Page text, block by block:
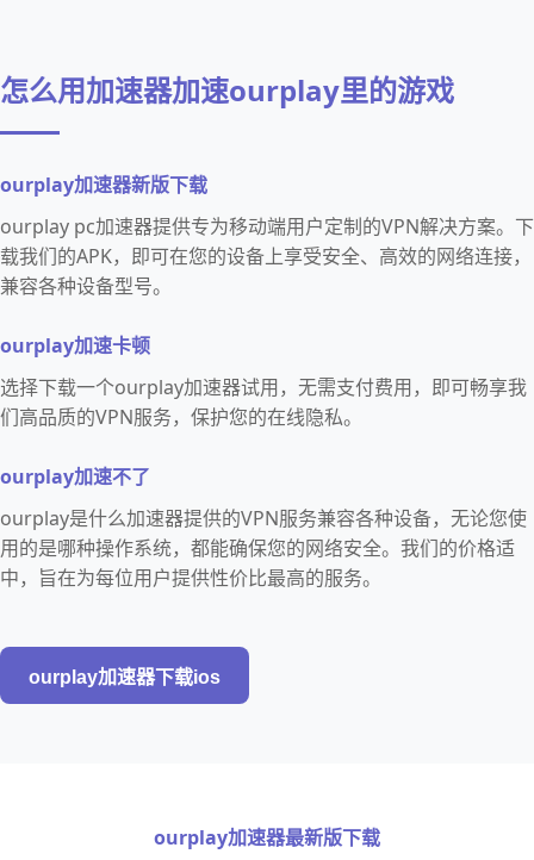
怎么用加速器加速ourplay里的游戏
ourplay加速器新版下载
ourplay pc加速器提供专为移动端用户定制的VPN解决方案。下
载我们的APK，即可在您的设备上享受安全、高效的网络连接，
兼容各种设备型号。
ourplay加速卡顿
选择下载一个ourplay加速器试用，无需支付费用，即可畅享我
们高品质的VPN服务，保护您的在线隐私。
ourplay加速不了
ourplay是什么加速器提供的VPN服务兼容各种设备，无论您使
用的是哪种操作系统，都能确保您的网络安全。我们的价格适
中，旨在为每位用户提供性价比最高的服务。
ourplay加速器下载ios
ourplay加速器最新版下载